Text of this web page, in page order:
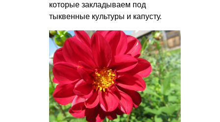
которые закладываем под
тыквенные культуры и капусту.